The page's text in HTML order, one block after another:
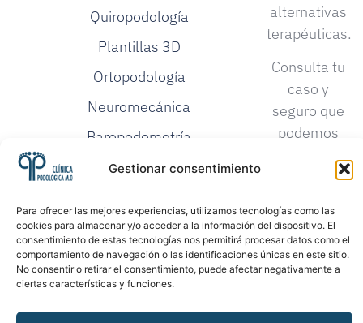
Gestionar consentimiento
Para ofrecer las mejores experiencias, utilizamos tecnologías como las
cookies para almacenar y/o acceder a la información del dispositivo. El
consentimiento de estas tecnologías nos permitirá procesar datos como el
comportamiento de navegación o las identificaciones únicas en este sitio.
No consentir o retirar el consentimiento, puede afectar negativamente a
ciertas características y funciones.
Quiropodología
Plantillas 3D
Ortopodología
Neuromecánica
Baropodometría
Investigación
Proloterapia
alternativas
terapéuticas.
Consulta tu
caso y
seguro que
podemos
solución.